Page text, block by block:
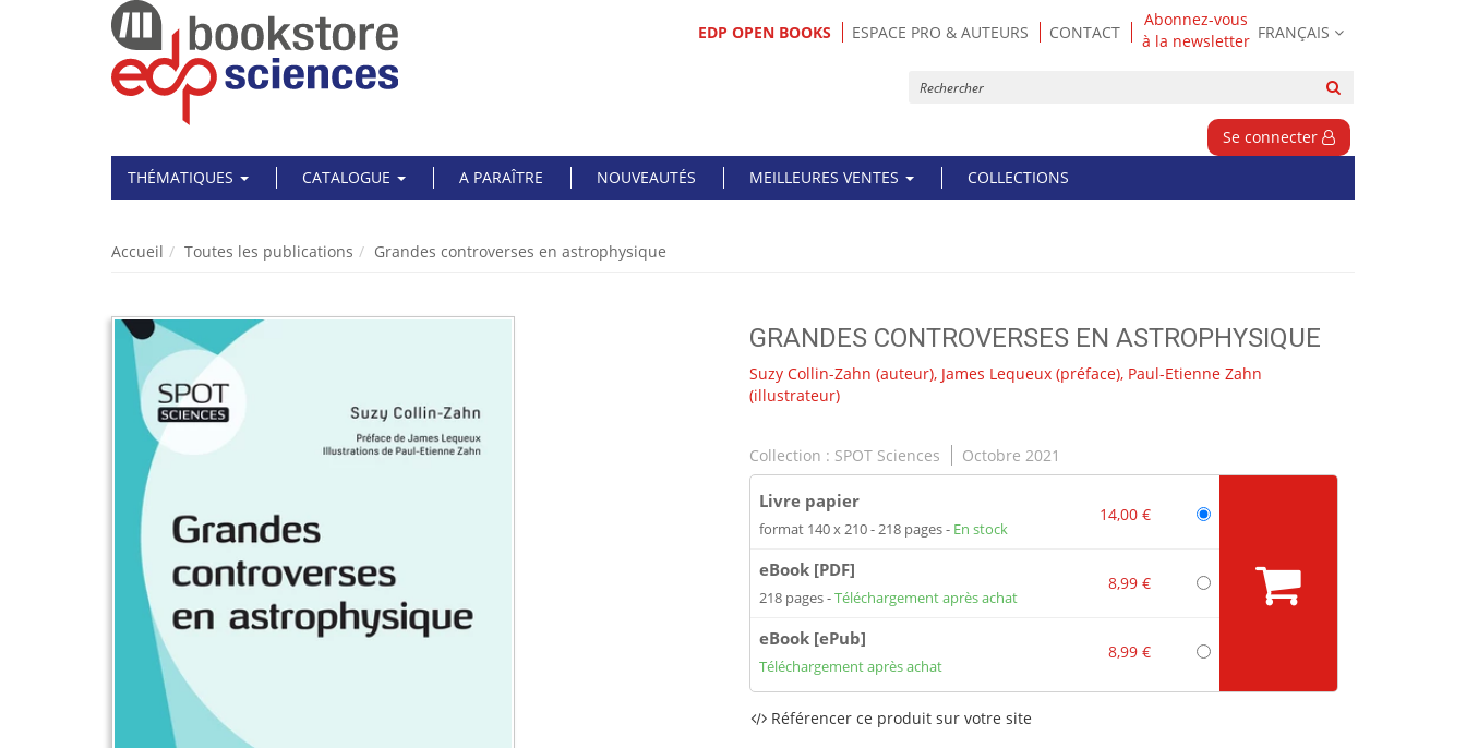
EDP OPEN BOOKS ESPACE PRO & AUTEURS CONTACT
Abonnez-vous
à la newsletter FRANÇAIS
Se connecter
THÉMATIQUES
CATALOGUE A PARAÎTRE NOUVEAUTÉS MEILLEURES VENTES COLLECTIONS
Accueil Toutes les publications Grandes controverses en astrophysique
GRANDES CONTROVERSES EN ASTROPHYSIQUE
Suzy Collin-Zahn (auteur), James Lequeux (préface), Paul-Etienne Zahn
(illustrateur)
Collection : SPOT Sciences Octobre 2021
Livre papier
format 140 x 210 218 pages En stock
14,00 €
eBook [PDF]
218 pages Téléchargement après achat
8,99 €
eBook [ePub]
Téléchargement après achat
8,99 €
Référencer ce produit sur votre site